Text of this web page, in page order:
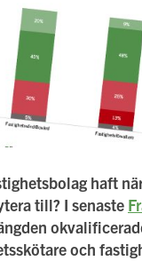
haft
till? I senaste
och